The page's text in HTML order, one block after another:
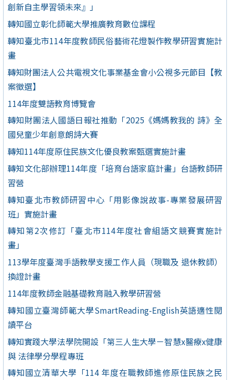
創新自主學習領未來』」
轉知國立彰化師範大學推廣教育數位課程
轉知臺北市114年度教師民俗藝術花燈製作教學研習實施計
畫
轉知財團法人公共電視文化事業基金會小公視多元節目【教
案徵選】
114年度雙語教育博覽會
轉知財團法人國語日報社推動「2025《媽媽教我的 詩》全
國兒童少年創意朗詩大賽
轉知114年度原住民族文化優良教案甄選實施計畫
轉知文化部辦理114年度「培育台語家庭計畫」台語教師研
習營
轉知臺北市教師研習中心「用影像說故事-專業發展研習
班」實施計畫
轉知第2次修訂「臺北市114年度社會組語文競賽實施計
畫」
113學年度臺灣手語教學支援工作人員（現職及 退休教師）
換證計畫
114年度教師金融基礎教育融入教學研習營
轉知國立臺灣師範大學SmartReading-English英語適性閱
讀平台
轉知實踐大學法學院開設「第三人生大學－智慧x醫療x健康
與 法律學分學程專班
轉知國立清華大學「114 年度在職教師進修原住民族之民